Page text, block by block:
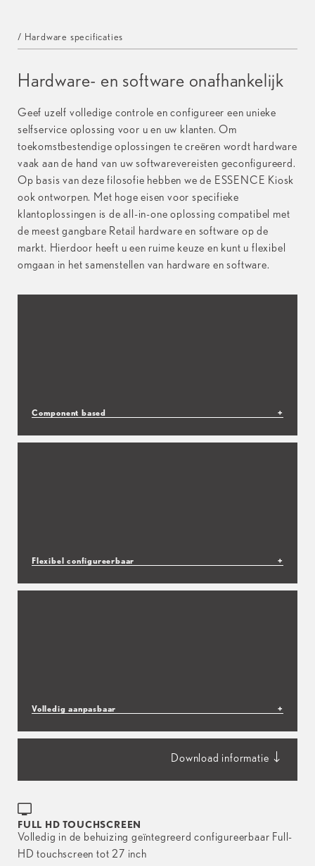
/ Hardware specificaties
Hardware- en software onafhankelijk
Geef uzelf volledige controle en configureer een unieke
selfservice oplossing voor u en uw klanten. Om
toekomstbestendige oplossingen te creëren wordt hardware
vaak aan de hand van uw softwarevereisten geconfigureerd.
Op basis van deze filosofie hebben we de ESSENCE Kiosk
ook ontworpen. Met hoge eisen voor specifieke
klantoplossingen is de all-in-one oplossing compatibel met
de meest gangbare Retail hardware en software op de
markt. Hierdoor heeft u een ruime keuze en kunt u flexibel
omgaan in het samenstellen van hardware en software.
Component based +
ESSENCE Kiosk maakt het eenvoudig omwisselen
Flexibel configureerbaar +
de flexibiliteit van de ESSENCE Kiosk. Naast
Volledig aanpasbaar +
waardoor u een unieke oplossing voor uw winkel en
merk kunt creëren. Onze eigen coatingafdeling spuit
sublimatie of wrapping.
Download informatie
FULL HD TOUCHSCREEN
Volledig in de behuizing geïntegreerd configureerbaar Full-
HD touchscreen tot 27 inch